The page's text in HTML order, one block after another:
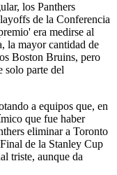
los Panthers
de la Conferencia
era medirse al
la mayor cantidad de
Boston Bruins, pero
solo parte del
a equipos que, en
que fue haber
eliminar a Toronto
de la Stanley Cup
triste, aunque da